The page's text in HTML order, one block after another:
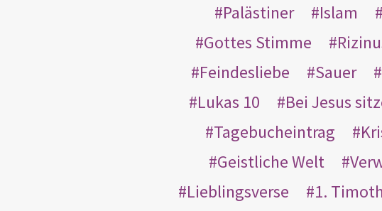
Palästiner
Islam
Gottes Stimme
Feindesliebe
Sauer
Lukas 10
Bei Jesus
Tagebucheintrag
Geistliche Welt
Lieblingsverse
1.